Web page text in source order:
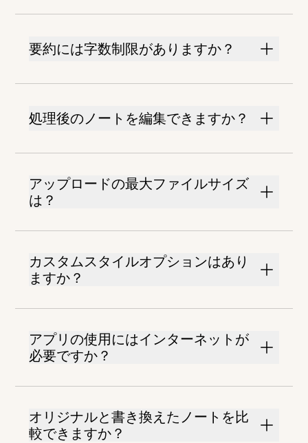
要約には字数制限がありますか？
処理後のノートを編集できますか？
アップロードの最大ファイルサイズ
は？
カスタムスタイルオプションはあり
ますか？
アプリの使用にはインターネットが
必要ですか？
オリジナルと書き換えたノートを比
較できますか？